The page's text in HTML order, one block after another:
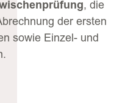
, die
der ersten
sowie Einzel- und